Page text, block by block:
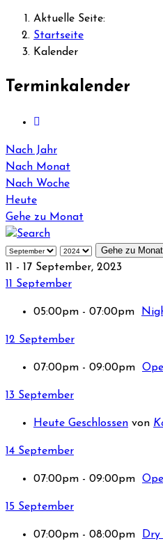
Aktuelle Seite:
Startseite
Kalender
Terminkalender
Nach Jahr
Nach Monat
Nach Woche
Heute
Gehe zu Monat
Gehe zu Monat
11 - 17 September, 2023
11 September
05:00pm - 07:00pm
12 September
07:00pm - 09:00pm
13 September
Heute Geschlossen von
14 September
07:00pm - 09:00pm
15 September
07:00pm - 08:00pm